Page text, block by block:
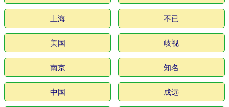
上海 不已
美国 歧视
南京 知名
中国 成远